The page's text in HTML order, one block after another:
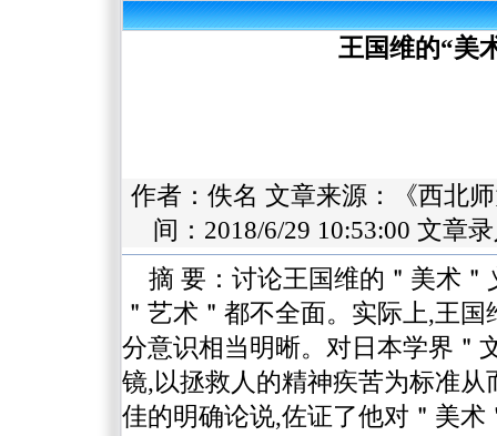
王国维的“美
作者：佚名 文章来源：
《西北
间：2018/6/29 10:53:00 文章
摘 要：讨论王国维的＂美术
＂艺术＂都不全面。实际上,王
分意识相当明晰。对日本学界＂
镜,以拯救人的精神疾苦为标准
佳的明确论说,佐证了他对＂美